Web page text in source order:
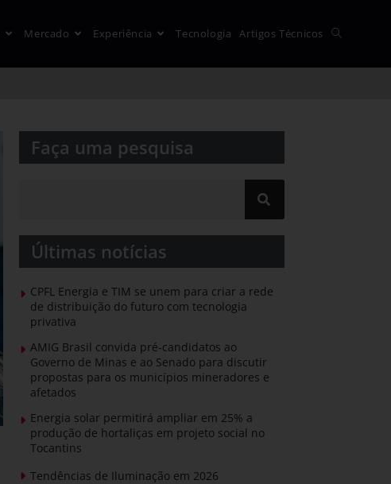
Mercado Experiência Tecnologia Artigos Técnicos
Faça uma pesquisa​​
Últimas notícias
CPFL Energia e TIM se unem para criar a rede
de distribuição do futuro com tecnologia
privativa
AMIG Brasil convida pré-candidatos ao
Governo de Minas e ao Senado para discutir
propostas para os municípios mineradores e
afetados
Energia solar permitirá ampliar em 25% a
produção de hortaliças em projeto social no
Tocantins
Tendências de Iluminação em 2026